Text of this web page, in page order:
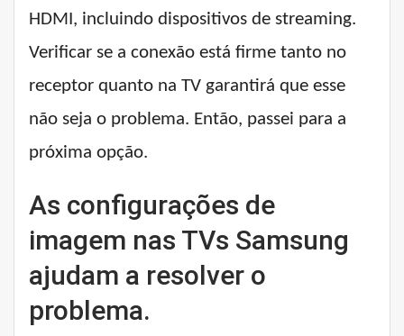
HDMI, incluindo dispositivos de streaming.
Verificar se a conexão está firme tanto no
receptor quanto na TV garantirá que esse
não seja o problema. Então, passei para a
próxima opção.
As configurações de
imagem nas TVs Samsung
ajudam a resolver o
problema.